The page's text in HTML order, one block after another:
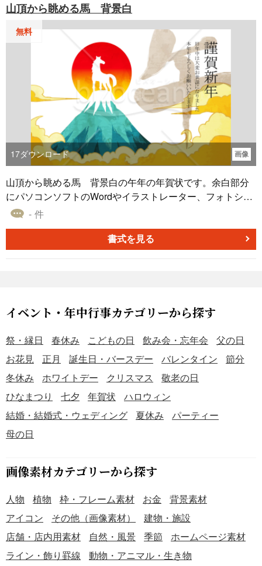
を防げます。 また、管理表を参照すれば必要な情報をすぐ
に見つけられるため、年賀状を作成するにあたって、相手
の住所などを調べる時間を節約することができます。 本テ
ンプレートは「送付」「受取」「敬称」をリストから選択
し、「フリガナ」は自動入力される仕様となっています。
自社の年賀状管理に、本テンプレートをお役立ていただけ
ると幸いです。
山頂から眺める馬 背景白
無料
17ダウンロード 画像
山頂から眺める馬 背景白の午年の年賀状です。余白部分
にパソコンソフトのWordやイラストレーター、フォトショ
ップなどで、挨拶文、郵便番号、ご住所、電話番号、名前
ガキ、フライヤー、お店のチラシなどにも使用できるお正
月、年末年始、年賀状素材です。
- 件
書式を見る
イベント・年中行事カテゴリーから探す
祭・縁日 春休み こどもの日 飲み会・忘年会
父の日
お花見
正月 誕生日・バースデー バレンタイン
節分
冬休み
ホワイトデー クリスマス
敬老の日
ひなまつり
七夕 年賀状
ハロウィン
結婚・結婚式・ウェディング
夏休み
パーティー
母の日
画像素材カテゴリーから探す
人物 植物 枠・フレーム素材 お金
背景素材
アイコン
その他（画像素材）
建物・施設
店舗・店内用素材
自然・風景 季節
ホームページ素材
ライン・飾り罫線
動物・アニマル・生き物